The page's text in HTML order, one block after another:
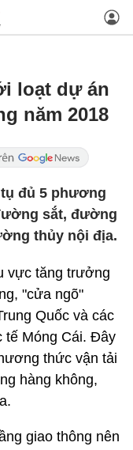
loạt dự án
năm 2018
đủ 5 phương
sắt, đường
thủy nội địa.
vực tăng trưởng
"cửa ngõ"
Quốc và các
tế Móng Cái. Đây
thức vận tải
hàng không,
giao thông nên